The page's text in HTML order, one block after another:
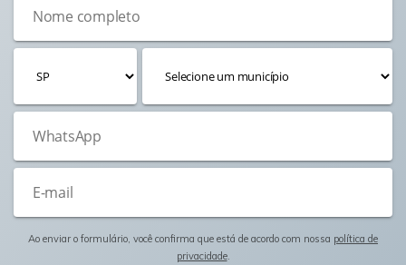
Ao enviar o formulário, você confirma que está de acordo com nossa política de
privacidade.